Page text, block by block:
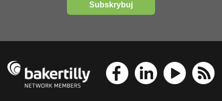
Subskrybuj